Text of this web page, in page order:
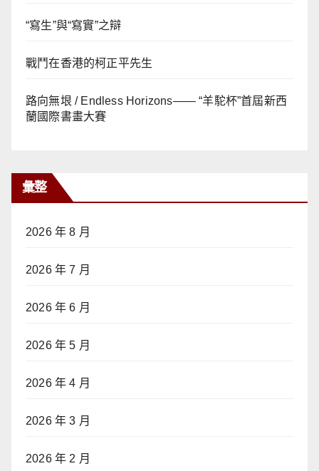
“寫生”與“寫實”之辯
戰鬥在香港的柯正平先生
路向無垠 / Endless Horizons—— “羊駝杯”首屆新西
蘭國際書畫大賽
彙整
2026 年 8 月
2026 年 7 月
2026 年 6 月
2026 年 5 月
2026 年 4 月
2026 年 3 月
2026 年 2 月